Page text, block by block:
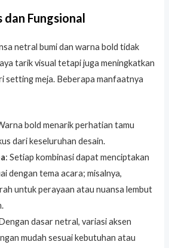
Fungsional
netral bumi dan warna bold tidak
tarik visual tetapi juga meningkatkan
setting meja. Beberapa manfaatnya
bold menarik perhatian tamu
dari keseluruhan desain.
: Setiap kombinasi dapat menciptakan
dengan tema acara; misalnya,
untuk perayaan atau nuansa lembut
dasar netral, variasi aksen
mudah sesuai kebutuhan atau